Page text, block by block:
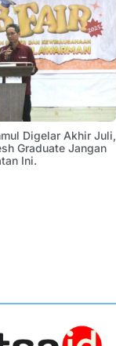
Digelar Akhir Juli,
Graduate Jangan
Ini.